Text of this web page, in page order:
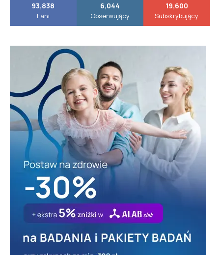
93,838
Fani
6,044
Obserwujący
19,600
Subskrybujący